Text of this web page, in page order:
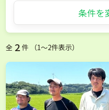
条件を
全 2 件 （1〜2件表示）